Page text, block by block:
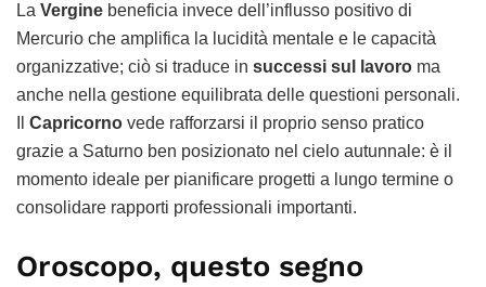
La Vergine beneficia invece dell’influsso positivo di
Mercurio che amplifica la lucidità mentale e le capacità
organizzative; ciò si traduce in successi sul lavoro ma
anche nella gestione equilibrata delle questioni personali.
Capricorno vede rafforzarsi il proprio senso pratico
grazie a Saturno ben posizionato nel cielo autunnale: è il
momento ideale per pianificare progetti a lungo termine o
consolidare rapporti professionali importanti.
Oroscopo, questo segno